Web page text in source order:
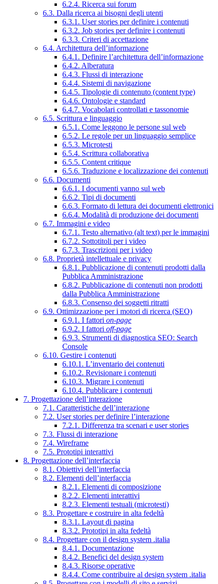
6.2.4. Ricerca sui forum
6.3. Dalla ricerca ai bisogni degli utenti
6.3.1. User stories per definire i contenuti
6.3.2. Job stories per definire i contenuti
6.3.3. Criteri di accettazione
6.4. Architettura dell’informazione
6.4.1. Definire l’architettura dell’informazione
6.4.2. Alberatura
6.4.3. Flussi di interazione
6.4.4. Sistemi di navigazione
6.4.5. Tipologie di contenuto (content type)
6.4.6. Ontologie e standard
6.4.7. Vocabolari controllati e tassonomie
6.5. Scrittura e linguaggio
6.5.1. Come leggono le persone sul web
6.5.2. Le regole per un linguaggio semplice
6.5.3. Microtesti
6.5.4. Scrittura collaborativa
6.5.5. Content critique
6.5.6. Traduzione e localizzazione dei contenuti
6.6. Documenti
6.6.1. I documenti vanno sul web
6.6.2. Tipi di documenti
6.6.3. Formato di lettura dei documenti elettronici
6.6.4. Modalità di produzione dei documenti
6.7. Immagini e video
6.7.1. Testo alternativo (alt text) per le immagini
6.7.2. Sottotitoli per i video
6.7.3. Trascrizioni per i video
6.8. Proprietà intellettuale e privacy
6.8.1. Pubblicazione di contenuti prodotti dalla
Pubblica Amministrazione
6.8.2. Pubblicazione di contenuti non prodotti
dalla Pubblica Amministrazione
6.8.3. Consenso dei soggetti ritratti
6.9. Ottimizzazione per i motori di ricerca (SEO)
6.9.1. I fattori on-page
6.9.2. I fattori off-page
6.9.3. Strumenti di diagnostica SEO: Search
Console
6.10. Gestire i contenuti
6.10.1. L’inventario dei contenuti
6.10.2. Revisionare i contenuti
6.10.3. Migrare i contenuti
6.10.4. Pubblicare i contenuti
7. Progettazione dell’interazione
7.1. Caratteristiche dell’interazione
7.2. User stories per definire l’interazione
7.2.1. Differenza tra scenari e user stories
7.3. Flussi di interazione
7.4. Wireframe
7.5. Prototipi interattivi
8. Progettazione dell’interfaccia
8.1. Obiettivi dell’interfaccia
8.2. Elementi dell’interfaccia
8.2.1. Elementi di composizione
8.2.2. Elementi interattivi
8.2.3. Elementi testuali (microtesti)
8.3. Progettare e costruire in alta fedeltà
8.3.1. Layout di pagina
8.3.2. Prototipi in alta fedeltà
8.4. Progettare con il design system .italia
8.4.1. Documentazione
8.4.2. Benefici del design system
8.4.3. Risorse operative
8.4.4. Come contribuire al design system .italia